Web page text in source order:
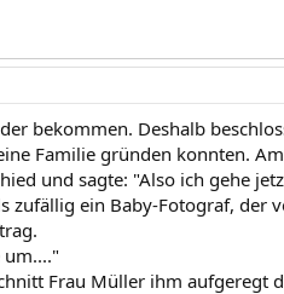
bekommen. Deshalb
Familie gründen konnten.
und sagte: "Also ich gehe
zufällig ein Baby-Fotograf, der
Frau Müller ihm aufgeregt